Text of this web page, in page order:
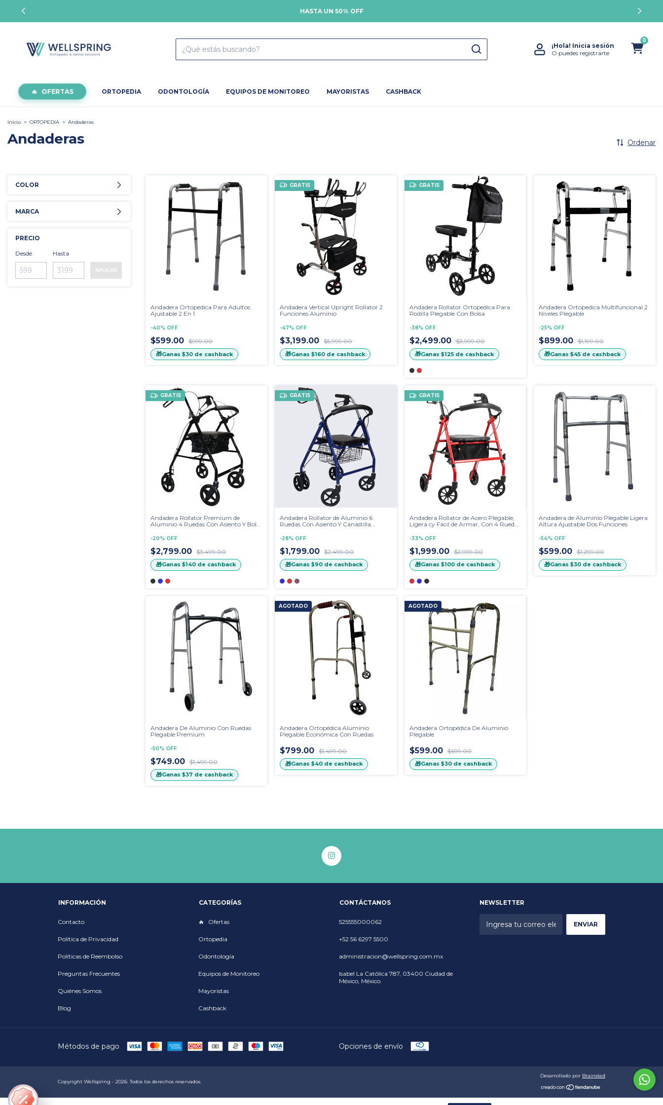
HASTA UN 50% OFF
¡Hola! Inicia sesión
O puedes registrarte
0
OFERTAS ORTOPEDIA ODONTOLOGÍA EQUIPOS DE MONITOREO MAYORISTAS CASHBACK
Inicio > ORTOPEDIA > Andaderas
Andaderas Ordenar
COLOR
MARCA
PRECIO
Desde Hasta
APLICAR
Andadera Ortopédica Para Adultos
Ajustable 2 En 1
-40% OFF
$599.00 $999.00
🎁Ganas $30 de cashback
GRATIS
Andadera Vertical Upright Rollator 2
Funciones Aluminio
-47% OFF
$3,199.00
$5,999.00
🎁Ganas$160 de cashback
GRATIS
Andadera Rollator Ortopedica Para
Rodilla Plegable Con Bolsa
-38% OFF
$2,499.00 $3,999.00
🎁Ganas $125de cashback
Andadera Ortopedica Multifuncional 2
Niveles Plegable
-25% OFF
$899.00 $1,199.00
🎁Ganas $45de cashback
GRATIS
Andadera Rollator Premium de
Aluminio 4 Ruedas Con Asiento Y Bolsa
-20% OFF
$2,799.00 $3,499.00
🎁Ganas $140 de cashback
GRATIS
Andadera Rollator de Aluminio 6
Ruedas Con Asiento Y Canastilla
-28% OFF
$1,799.00
$2,499.00
🎁Ganas$90 de cashback
GRATIS
Andadera Rollator de Acero Plegable,
Ligera cy Fácil de Armar, Con 4 Ruedas
-33% OFF
$1,999.00 $2,999.00
🎁Ganas $100de cashback
Andadera de Aluminio Plegable Ligera
Altura Ajustable Dos Funciones
-54% OFF
$599.00 $1,299.00
🎁Ganas $30de cashback
Andadera De Aluminio Con Ruedas
Plegable Premium
-50% OFF
$749.00 $1,499.00
🎁Ganas $37 de cashback
AGOTADO
Andadera Ortopédica Aluminio
Plegable Económica Con Ruedas
$799.00
$1,499.00
🎁Ganas$40 de cashback
AGOTADO
Andadera Ortopédica De Aluminio
Plegable
$599.00 $699.00
🎁Ganas $30de cashback
INFORMACIÓN
Contacto
Política de Privacidad
Políticas de Reembolso
Preguntas Frecuentes
Quiénes Somos
Blog
CATEGORÍAS
Ofertas
Ortopedia
Odontología
Equipos de Monitoreo
Mayoristas
Cashback
CONTÁCTANOS
525555000062
+52 56 6297 5500
administracion@wellspring.com.mx
Isabel La Católica 787, 03400 Ciudad de
México, México.
NEWSLETTER
Métodos de pago Opciones de envío
Copyright Wellspring - 2026. Todos los derechos reservados.
Desarrollado por Brainsted